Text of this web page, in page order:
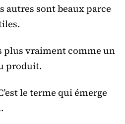
autres sont beaux parce
plus vraiment comme un
produit.
le terme qui émerge